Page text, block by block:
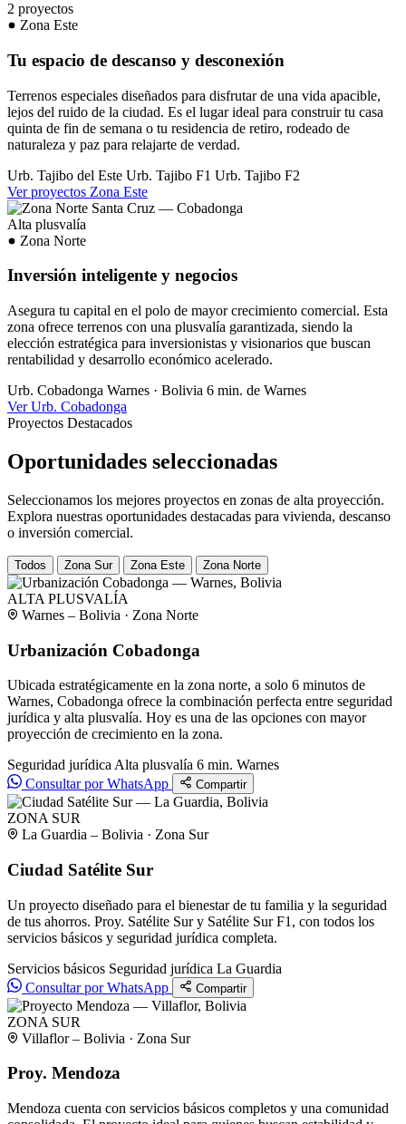
2 proyectos
Zona Este
Tu espacio de descanso y desconexión
Terrenos especiales diseñados para disfrutar de una vida apacible,
lejos del ruido de la ciudad. Es el lugar ideal para construir tu casa
quinta de fin de semana o tu residencia de retiro, rodeado de
naturaleza y paz para relajarte de verdad.
Urb. Tajibo del Este Urb. Tajibo F1 Urb. Tajibo F2
Ver proyectos Zona Este
Alta plusvalía
Zona Norte
Inversión inteligente y negocios
Asegura tu capital en el polo de mayor crecimiento comercial. Esta
zona ofrece terrenos con una plusvalía garantizada, siendo la
elección estratégica para inversionistas y visionarios que buscan
rentabilidad y desarrollo económico acelerado.
Urb. Cobadonga Warnes · Bolivia 6 min. de Warnes
Ver Urb. Cobadonga
Proyectos Destacados
Oportunidades seleccionadas
Seleccionamos los mejores proyectos en zonas de alta proyección.
Explora nuestras oportunidades destacadas para vivienda, descanso
o inversión comercial.
Todos Zona Sur Zona Este Zona Norte
ALTA PLUSVALÍA
Warnes – Bolivia · Zona Norte
Urbanización Cobadonga
Ubicada estratégicamente en la zona norte, a solo 6 minutos de
Warnes, Cobadonga ofrece la combinación perfecta entre seguridad
jurídica y alta plusvalía. Hoy es una de las opciones con mayor
proyección de crecimiento en la zona.
Seguridad jurídica Alta plusvalía 6 min. Warnes
Consultar por WhatsApp
Compartir
ZONA SUR
La Guardia – Bolivia · Zona Sur
Ciudad Satélite Sur
Un proyecto diseñado para el bienestar de tu familia y la seguridad
de tus ahorros. Proy. Satélite Sur y Satélite Sur F1, con todos los
servicios básicos y seguridad jurídica completa.
Servicios básicos Seguridad jurídica La Guardia
Consultar por WhatsApp
Compartir
ZONA SUR
Villaflor – Bolivia · Zona Sur
Proy. Mendoza
Mendoza cuenta con servicios básicos completos y una comunidad